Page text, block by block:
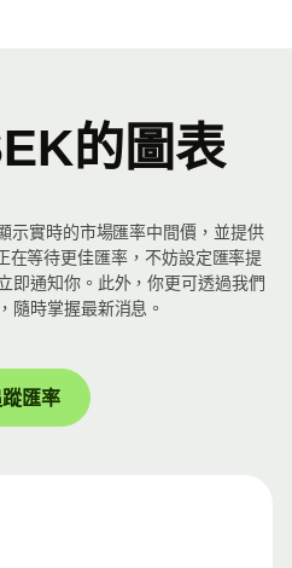
的圖表
示實時的市場匯率中間價，並提供
在等待更佳匯率，不妨設定匯率提
即通知你。此外，你更可透過我們
隨時掌握最新消息。
匯率